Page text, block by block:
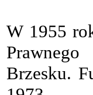
W 1955
Brzesku.